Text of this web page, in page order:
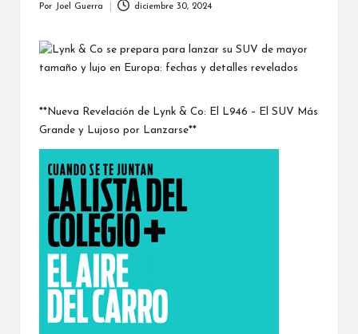
Por Joel Guerra diciembre 30, 2024
**Nueva Revelación de Lynk & Co: El L946 – El SUV Más
Grande y Lujoso por Lanzarse**